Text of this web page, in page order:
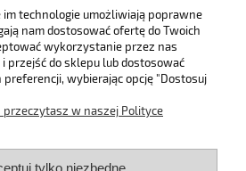
SKLEP
MOJE KONTO
im technologie umożliwiają poprawne
nam dostosować ofertę do Twoich
wykorzystanie przez nas
do sklepu lub dostosować
wybierając opcję "Dostosuj
przeczytasz w naszej Polityce
tylko niezbędne